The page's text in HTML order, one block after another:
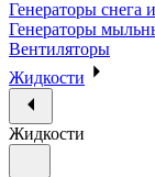
Генераторы снега
Генераторы
Вентиляторы
Жидкости
Жидкости